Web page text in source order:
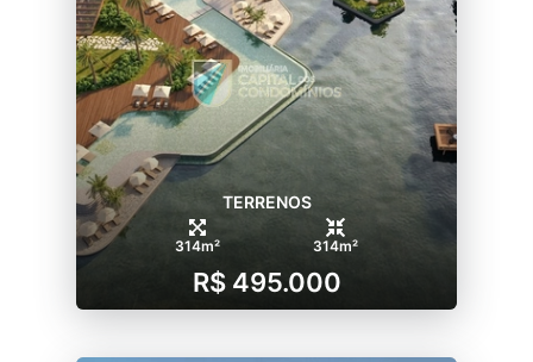
-Espaços gourmets junto às quadras
espalhadas al longo do condomínio
TERRENOS
314m² 314m²
R$ 495.000